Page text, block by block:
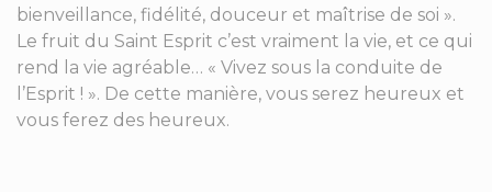
bienveillance, fidélité, douceur et maîtrise de soi ».
Le fruit du Saint Esprit c’est vraiment la vie, et ce qui
rend la vie agréable… « Vivez sous la conduite de
l’Esprit ! ». De cette manière, vous serez heureux et
vous ferez des heureux.